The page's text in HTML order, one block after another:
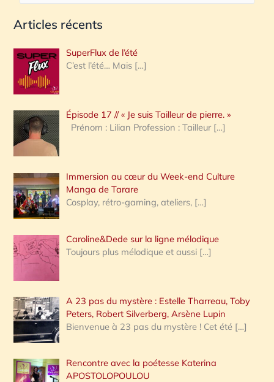
c
e
r
c
h
e
:
Articles récents
SuperFlux de l’été
C’est l’été… Mais […]
Épisode 17 // « Je suis Tailleur de pierre. »
Prénom : Lilian Profession : Tailleur […]
Immersion au cœur du Week-end Culture
Manga de Tarare
Cosplay, rétro-gaming, ateliers, […]
Caroline&Dede sur la ligne mélodique
Toujours plus mélodique et aussi […]
A 23 pas du mystère : Estelle Tharreau, Toby
Peters, Robert Silverberg, Arsène Lupin
Bienvenue à 23 pas du mystère ! Cet été […]
Rencontre avec la poétesse Katerina
APOSTOLOPOULOU